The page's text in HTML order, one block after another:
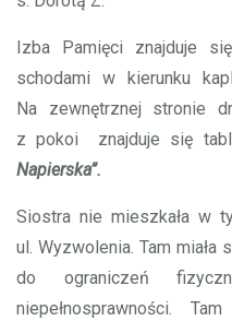
Izba Pamięci znajduje
schodami w kierunku
Na zewnętrznej stronie
z pokoi znajduje się
Napierska”.
Siostra nie mieszkała w
ul. Wyzwolenia. Tam
do ograniczeń
niepełnosprawności.